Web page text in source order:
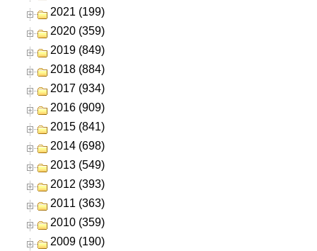
2021 (199)
2020 (359)
2019 (849)
2018 (884)
2017 (934)
2016 (909)
2015 (841)
2014 (698)
2013 (549)
2012 (393)
2011 (363)
2010 (359)
2009 (190)